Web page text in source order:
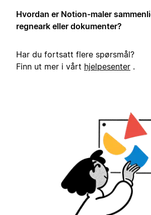
Hvordan er Notion-maler
regneark eller dokumenter?
Har du fortsatt flere spørsmål?
Finn ut mer i vårt hjelpesenter .